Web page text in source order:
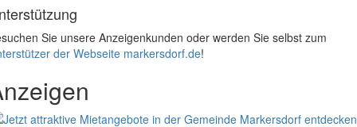
Sie unsere Anzeigenkunden oder werden Sie selbst zum
der Webseite markersdorf.de!